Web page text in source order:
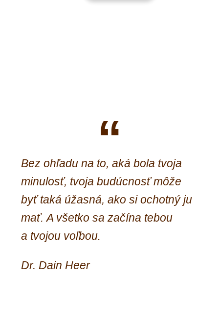
Bez ohľadu na to, aká bola tvoja
minulosť, tvoja budúcnosť môže
byť taká úžasná, ako si ochotný ju
mať. A všetko sa začína tebou
a tvojou voľbou.
Dr. Dain Heer